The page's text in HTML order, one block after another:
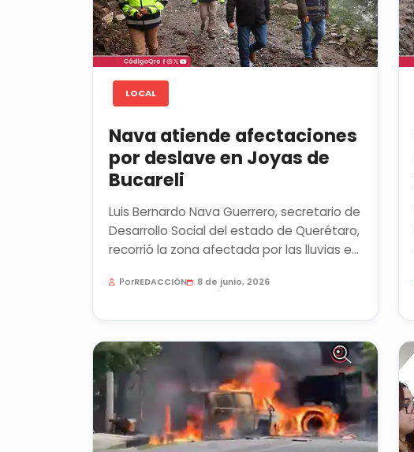
LOCAL
Nava atiende afectaciones
por deslave en Joyas de
Bucareli
Luis Bernardo Nava Guerrero, secretario de
Desarrollo Social del estado de Querétaro,
recorrió la zona afectada por las lluvias en
PorREDACCIÓN 8 de junio, 2026